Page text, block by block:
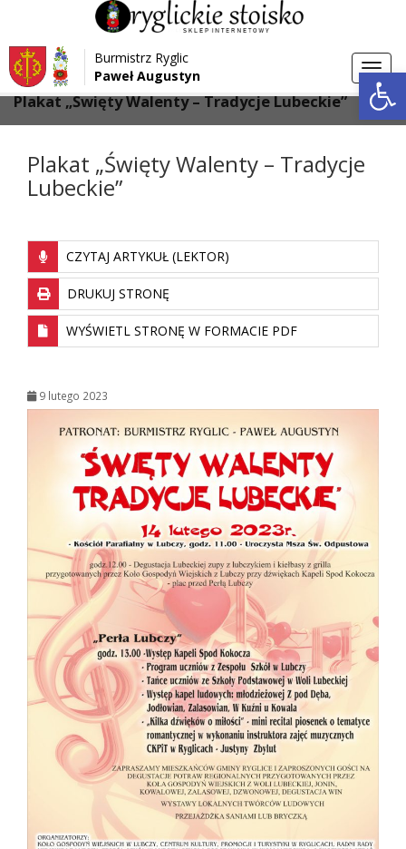
Przejdź do menu
Przejdź do głównej treści strony
Przejdź do stopki strony
Burmistrz Ryglic
Paweł Augustyn
Strona główna > Aktualności
Plakat „Święty Walenty – Tradycje Lubeckie”
Plakat „Święty Walenty – Tradycje
Lubeckie”
CZYTAJ ARTYKUŁ (LEKTOR)
DRUKUJ STRONĘ
WYŚWIETL STRONĘ W FORMACIE PDF
9 lutego 2023